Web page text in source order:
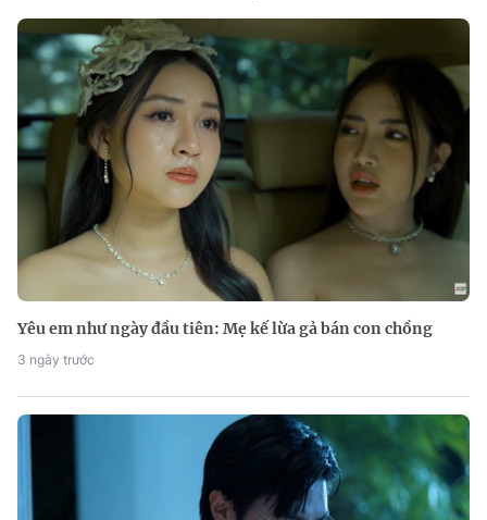
Yêu em như ngày đầu tiên: Mẹ kế lừa gả bán con chồng
3 ngày trước